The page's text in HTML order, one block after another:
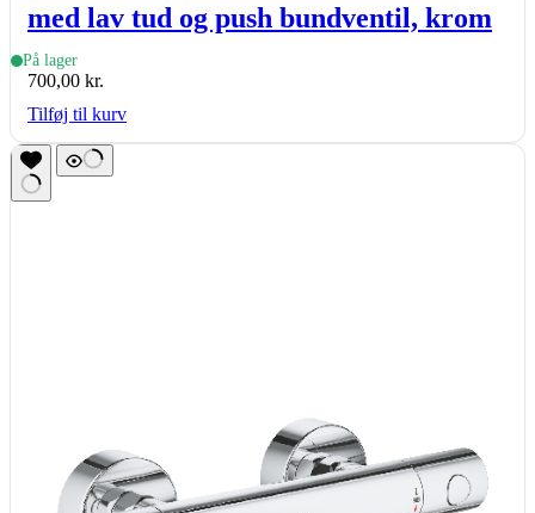
med lav tud og push bundventil, krom
På lager
700,00 kr.
Tilføj til kurv